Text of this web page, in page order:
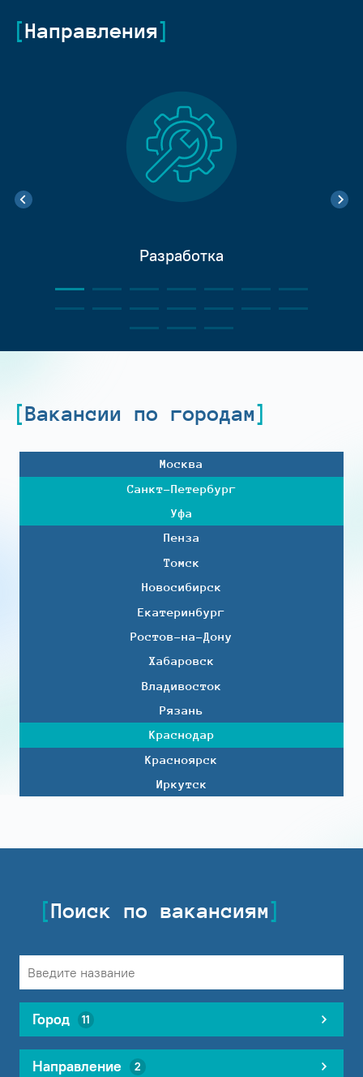
Направления
Разработка
Вакансии по городам
Москва
Санкт-Петербург
Уфа
Пенза
Томск
Новосибирск
Екатеринбург
Ростов-на-Дону
Хабаровск
Владивосток
Рязань
Краснодар
Красноярск
Иркутск
Поиск по вакансиям
Город 11
Направление 2